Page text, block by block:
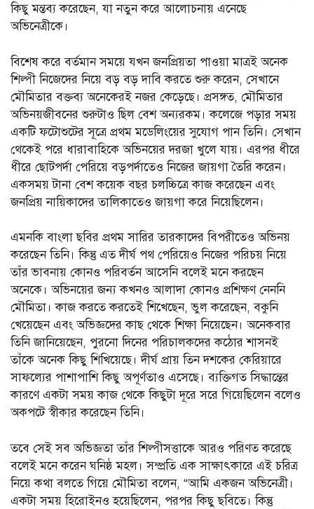
কিছু মন্তব্য করেছেন, যা নতুন করে আলোচনায় এনেছে
অভিনেত্রীকে।
বিশেষ করে বর্তমান সময়ে যখন জনপ্রিয়তা পাওয়া মাত্রই অনেক
শিল্পী নিজেদের নিয়ে বড় বড় দাবি করতে শুরু করেন, সেখানে
মৌমিতার বক্তব্য অনেকেরই নজর কেড়েছে। প্রসঙ্গত, মৌমিতার
অভিনয়জীবনের শুরুটাও ছিল বেশ অন্যরকম। কলেজে পড়ার সময়
একটি ফটোশুটের সূত্রে প্রথম মডেলিংয়ের সুযোগ পান তিনি। সেখান
থেকেই পরে ধারাবাহিকে অভিনয়ের দরজা খুলে যায়। এরপর ধীরে
ধীরে ছোটপর্দা পেরিয়ে বড়পর্দাতেও নিজের জায়গা তৈরি করেন।
একসময় টানা বেশ কয়েক বছর চলচ্চিত্রে কাজ করেছেন এবং
জনপ্রিয় নায়িকাদের তালিকাতেও জায়গা করে নিয়েছিলেন।
এমনকি বাংলা ছবির প্রথম সারির তারকাদের বিপরীতেও অভিনয়
করেছেন তিনি। কিন্তু এত দীর্ঘ পথ পেরিয়েও নিজের পরিচয় নিয়ে
তাঁর ভাবনায় কোনও পরিবর্তন আসেনি বলেই মনে করছেন
অনেকে। অভিনয়ের জন্য কখনও আলাদা কোনও প্রশিক্ষণ নেননি
মৌমিতা। কাজ করতে করতেই শিখেছেন, ভুল করেছেন, বকুনি
খেয়েছেন এবং অভিজ্ঞদের কাছ থেকে শিক্ষা নিয়েছেন। অনেকবার
তিনি জানিয়েছেন, পুরনো দিনের পরিচালকদের কঠোর শাসনই
তাঁকে অনেক কিছু শিখিয়েছে। দীর্ঘ প্রায় তিন দশকের কেরিয়ারে
সাফল্যের পাশাপাশি কিছু অপূর্ণতাও এসেছে। ব্যক্তিগত সিদ্ধান্তের
কারণে একটা সময় কাজ থেকে কিছুটা দূরে সরে গিয়েছিলেন বলেও
অকপটে স্বীকার করেছেন তিনি।
তবে সেই সব অভিজ্ঞতা তাঁর শিল্পীসত্তাকে আরও পরিণত করেছে
বলেই মনে করেন ঘনিষ্ঠ মহল। সম্প্রতি এক সাক্ষাৎকারে এই চরিত্র
নিয়ে কথা বলতে গিয়ে মৌমিতা বলেন, “আমি একজন অভিনেত্রী।
একটা সময় হিরোইনও হয়েছিলেন, পরপর কিছু ছবিতে। কিন্তু